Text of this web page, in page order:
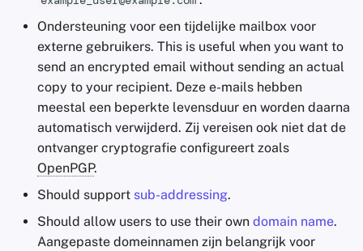
Ondersteuning voor een tijdelijke mailbox voor
externe gebruikers. This is useful when you want to
send an encrypted email without sending an actual
copy to your recipient. Deze e-mails hebben
meestal een beperkte levensduur en worden daarna
automatisch verwijderd. Zij vereisen ook niet dat de
ontvanger cryptografie configureert zoals
OpenPGP.
Should support sub-addressing.
Should allow users to use their own domain name.
Aangepaste domeinnamen zijn belangrijk voor